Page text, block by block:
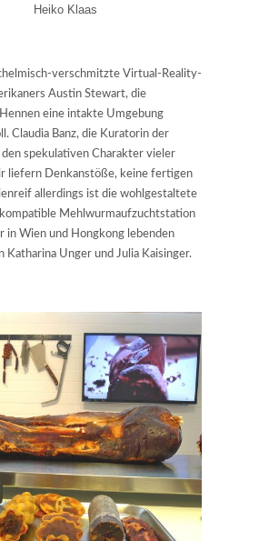
Heiko Klaas
verschmitzte Virtual-Reality-
Austin Stewart, die
eine intakte Umgebung
Claudia Banz, die Kuratorin der
den spekulativen Charakter vieler
liefern Denkanstöße, keine fertigen
allerdings ist die wohlgestaltete
Mehlwurmaufzuchtstation
in Wien und Hongkong lebenden
Katharina Unger und Julia Kaisinger.